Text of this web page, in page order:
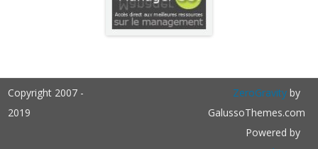
Copyright 2007 -
2019
ZeroGravityby
GalussoThemes.com
Powered by